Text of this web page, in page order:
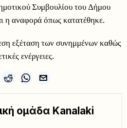
Συμβουλίου του Δήμου
η αναφορά όπως κατατέθηκε.
εξέταση των συνημμένων καθώς
ενέργειες.
ομάδα Kanalaki